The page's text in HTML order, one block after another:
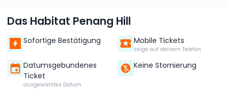
Das Habitat Penang Hill
Sofortige Bestätigung Mobile Tickets
zeige auf deinem Telefon
Datumsgebundenes
Ticket
ausgewähltes Datum
Keine Stornierung